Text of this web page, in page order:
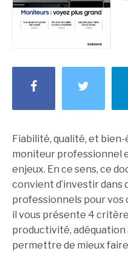
Fiabilité, qualité, et
moniteur professionnel
enjeux. En ce sens, ce
convient d’investir dans
professionnels pour vos
il vous présente 4
productivité, adéquation
permettre de mieux